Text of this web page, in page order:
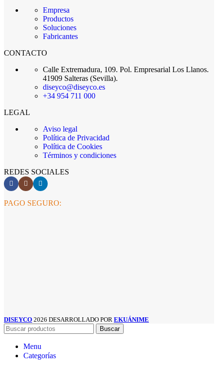
Empresa
Productos
Soluciones
Fabricantes
CONTACTO
Calle Extremadura, 109. Pol. Empresarial Los Llanos.
41909 Salteras (Sevilla).
diseyco@diseyco.es
+34 954 711 000
LEGAL
Aviso legal
Política de Privacidad
Política de Cookies
Términos y condiciones
REDES SOCIALES
PAGO SEGURO:
DISEYCO 2026 DESARROLLADO POR EKUÁNIME
Buscar
Menu
Categorías